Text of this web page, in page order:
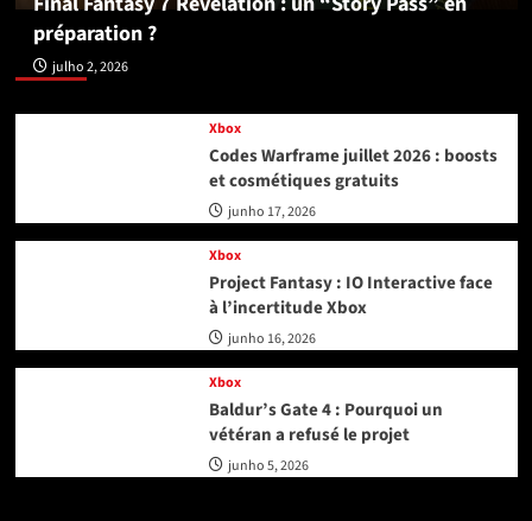
Xbox
préparation ?
julho 2, 2026
Xbox
Codes Warframe juillet 2026 : boosts
et cosmétiques gratuits
junho 17, 2026
Xbox
Project Fantasy : IO Interactive face
à l’incertitude Xbox
junho 16, 2026
Xbox
Baldur’s Gate 4 : Pourquoi un
vétéran a refusé le projet
junho 5, 2026